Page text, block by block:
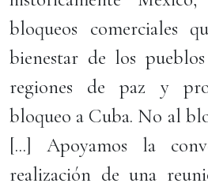
bloqueos comerciales
bienestar de los
regiones de paz y
bloqueo a Cuba. No al
[...] Apoyamos la
realización de una